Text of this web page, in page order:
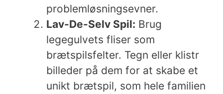
problemløsningsevner.
Lav-De-Selv Spil: Brug
legegulvets fliser som
brætspilsfelter. Tegn eller klistr
billeder på dem for at skabe et
unikt brætspil, som hele familien